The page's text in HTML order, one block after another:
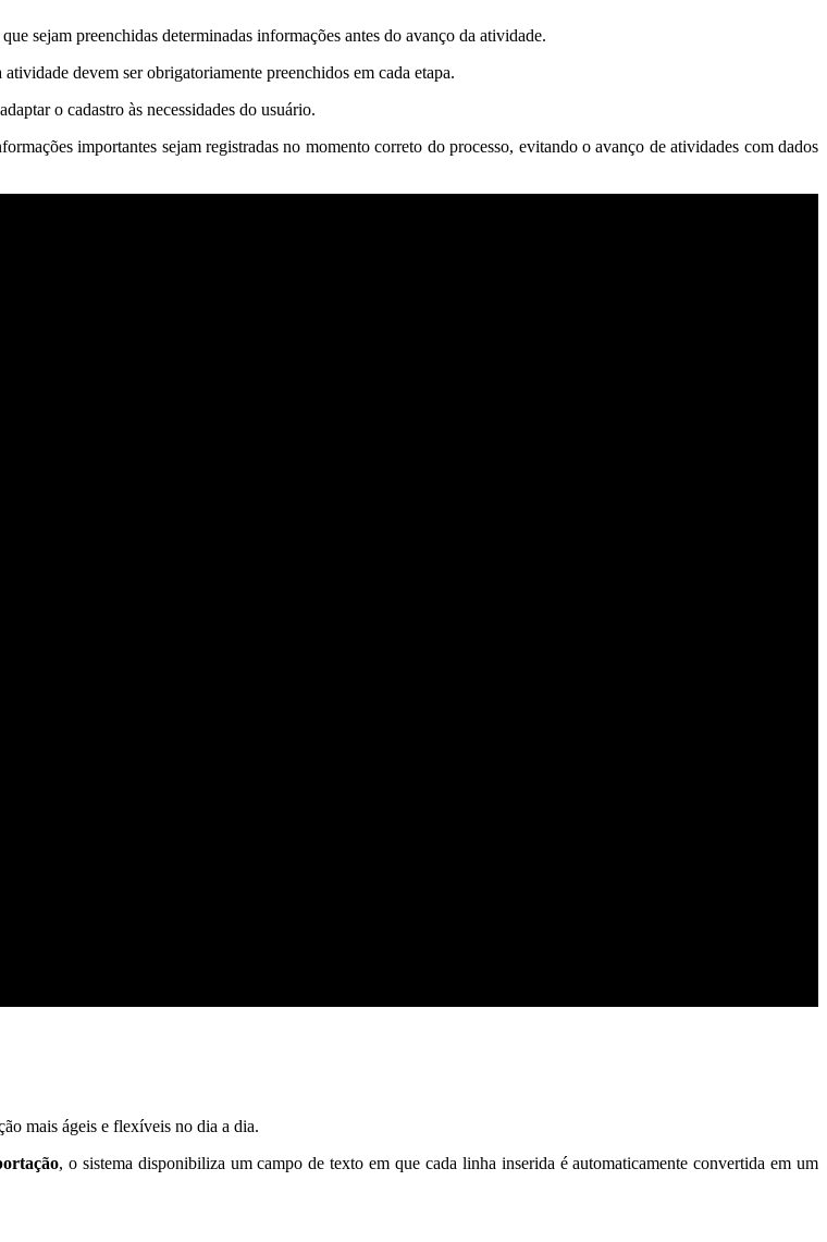
sejam preenchidas determinadas informações antes do avanço da atividade.
devem ser obrigatoriamente preenchidos em cada etapa.
o cadastro às necessidades do usuário.
importantes sejam registradas no momento correto do processo, evitando o avanço de atividades com dados
mais ágeis e flexíveis no dia a dia.
, o sistema disponibiliza um campo de texto em que cada linha inserida é automaticamente convertida em um